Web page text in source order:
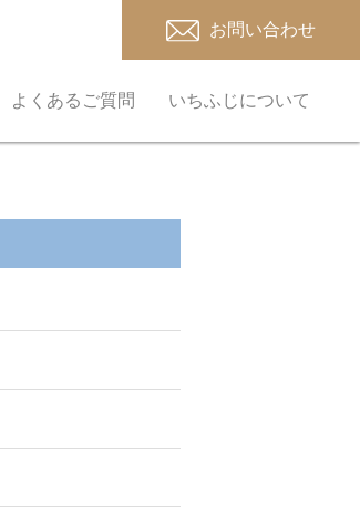
お問い合わせ
よくあるご質問 いちふじについて